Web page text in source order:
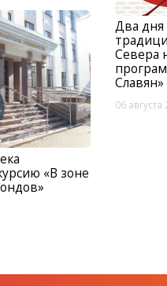
«В зоне
Два дня
Севера
Славян»
06 августа